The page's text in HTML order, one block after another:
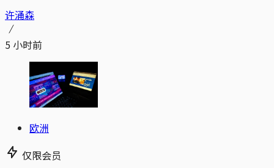
许涌森
5 小时前
欧洲
仅限会员